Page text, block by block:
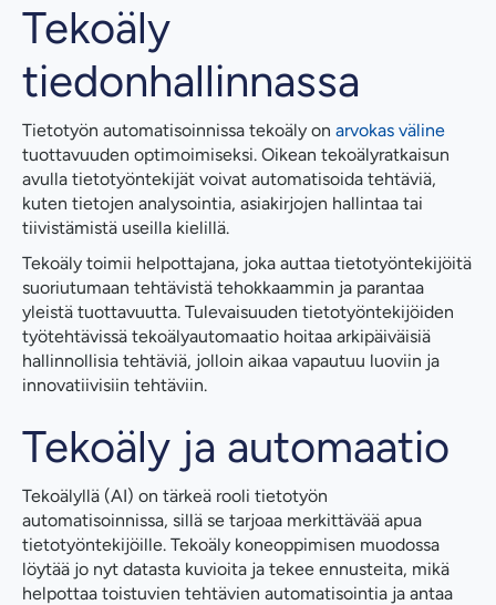
Tekoäly
tiedonhallinnassa
Tietotyön automatisoinnissa tekoäly on arvokas väline
tuottavuuden optimoimiseksi. Oikean tekoälyratkaisun
avulla tietotyöntekijät voivat automatisoida tehtäviä,
kuten tietojen analysointia, asiakirjojen hallintaa tai
tiivistämistä useilla kielillä.
Tekoäly toimii helpottajana, joka auttaa tietotyöntekijöitä
suoriutumaan tehtävistä tehokkaammin ja parantaa
yleistä tuottavuutta. Tulevaisuuden tietotyöntekijöiden
työtehtävissä tekoälyautomaatio hoitaa arkipäiväisiä
hallinnollisia tehtäviä, jolloin aikaa vapautuu luoviin ja
innovatiivisiin tehtäviin.
Tekoäly ja automaatio
Tekoälyllä (AI) on tärkeä rooli tietotyön
automatisoinnissa, sillä se tarjoaa merkittävää apua
tietotyöntekijöille. Tekoäly koneoppimisen muodossa
löytää jo nyt datasta kuvioita ja tekee ennusteita, mikä
helpottaa toistuvien tehtävien automatisointia ja antaa